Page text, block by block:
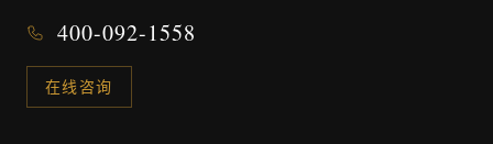
400-092-1558
在线咨询